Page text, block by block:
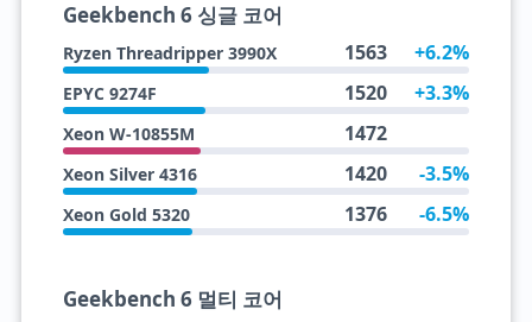
Geekbench 6 싱글 코어
Ryzen Threadripper 3990X 1563 +6.2%
EPYC 9274F 1520 +3.3%
Xeon W-10855M 1472
Xeon Silver 4316 1420 -3.5%
Xeon Gold 5320 1376 -6.5%
Geekbench 6 멀티 코어